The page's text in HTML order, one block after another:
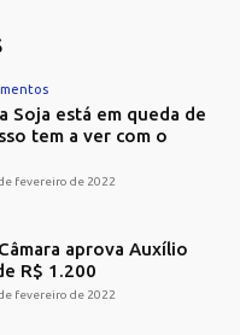
Soja está em queda de
tem a ver com o
fevereiro de 2022
aprova Auxílio
R$ 1.200
fevereiro de 2022